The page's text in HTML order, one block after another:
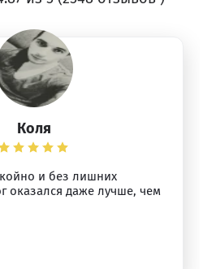
Коля
и без лишних
оказался даже лучше, чем